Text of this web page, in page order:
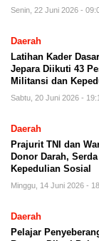
Senin, 22 Juni 2026 -
Daerah
Latihan Kader
Jepara Diikuti 43
Militansi dan
Sabtu, 20 Juni 2026 -
Daerah
Prajurit TNI dan
Donor Darah,
Kepedulian Sosial
Minggu, 14 Juni 2026 -
Daerah
Pelajar